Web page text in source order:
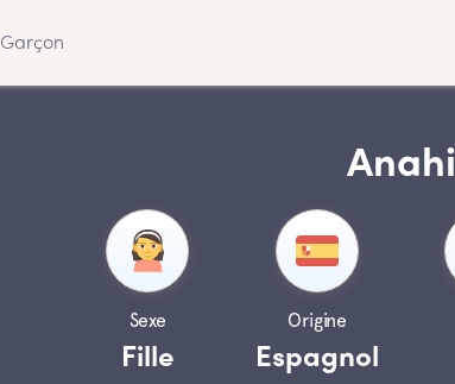
Garçon
Anahi
Sexe
Fille
Origine
Espagnol